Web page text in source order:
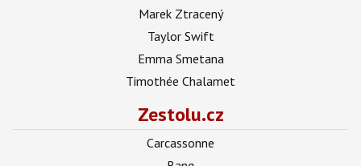
Marek Ztracený
Taylor Swift
Emma Smetana
Timothée Chalamet
Zestolu.cz
Carcassonne